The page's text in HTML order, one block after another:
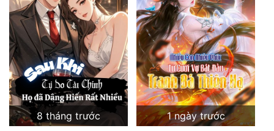
8 tháng trước
1 ngày trước